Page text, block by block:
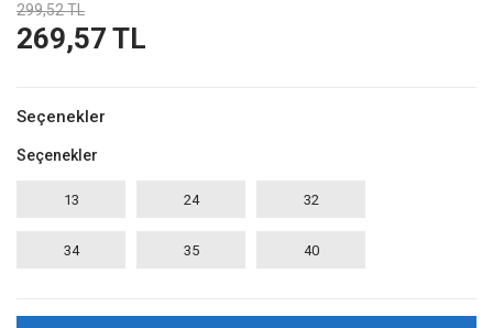
299,52 TL
269,57 TL
Seçenekler
Seçenekler
13 24 32
34 35 40